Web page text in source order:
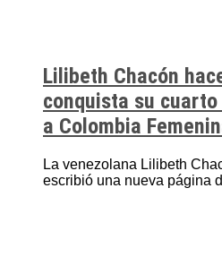
Lilibeth Chacón
conquista su
a Colombia
La venezolana Lilibeth
escribió una nueva página